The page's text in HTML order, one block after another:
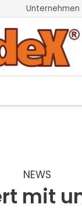
Unternehmen
NEWS
mit